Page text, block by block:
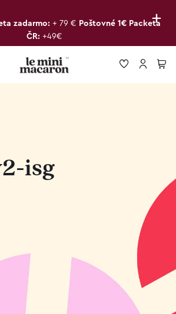
+
zadarmo: + 79 € Poštovné 1€ Packeta
ČR: +49€
isg